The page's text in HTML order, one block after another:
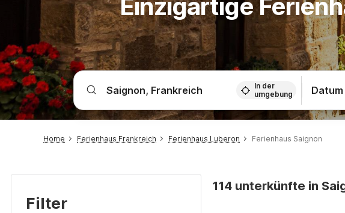
Einzigartige
In der
umgebung
Home Ferienhaus Frankreich Ferienhaus Luberon Ferienhaus Saignon
Filter
114 unterkünfte in